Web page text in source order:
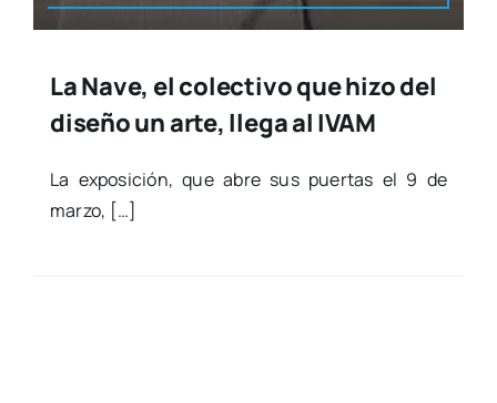
La Nave, el colectivo que hizo del
diseño un arte, llega al IVAM
La expo­si­ción, que abre sus puer­tas el 9 de
mar­zo, […]